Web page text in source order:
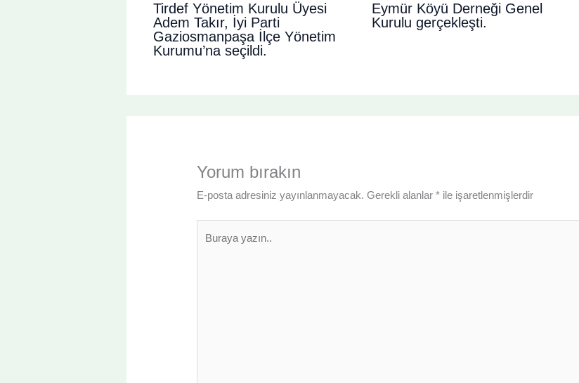
Tirdef Yönetim Kurulu Üyesi
Adem Takır, İyi Parti
Gaziosmanpaşa İlçe Yönetim
Kurumu’na seçildi.
Eymür Köyü Derneği Genel
Kurulu gerçekleşti.
Yorum bırakın
E-posta adresiniz yayınlanmayacak. Gerekli alanlar* ile işaretlenmişlerdir
yazın..